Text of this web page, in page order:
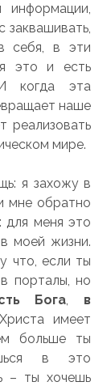
информации,
заквашивать,
себя, в эти
это и есть
когда эта
наше
мире.
я захожу в
мне обратно
для меня это
моей жизни.
что, если ты
порталы, но
Бога, в
имеет
больше ты
в это
– ты хочешь